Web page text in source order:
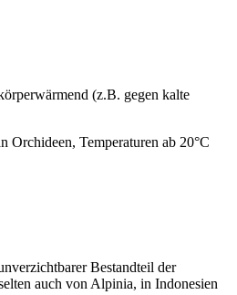
(z.B. gegen kalte
Orchideen, Temperaturen ab 20°C
Bestandteil der
auch von Alpinia, in Indonesien